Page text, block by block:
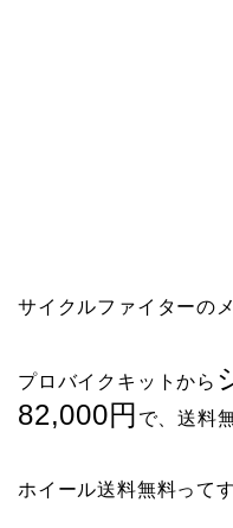
サイクルファイターの
プロバイクキットから
82,000円 で、送料
ホイール送料無料って